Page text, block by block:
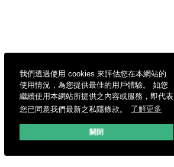
我們透過使用 cookies 來評估您在本網站的
使用情況，為您提供最佳的用戶體驗。 如您
繼續使用本網站所提供之內容或服務，即代表
您已同意我們最新之私隱條款。
了解更多
關閉